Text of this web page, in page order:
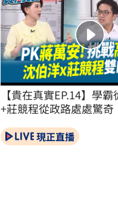
【貴在真實EP.14】學
+莊競程從政路處處驚奇
現正直播